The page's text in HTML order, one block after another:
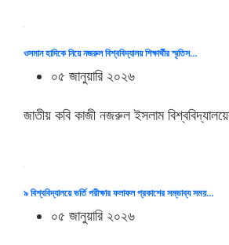
ওসমান হাদিকে নিয়ে নজরুল বিশ্ববিদ্যালয় শিক্ষার্থীর স্মৃতিস…
০৫ জানুয়ারি ২০২৬
জাতীয় কবি কাজী নজরুল ইসলাম
৯ বিশ্ববিদ্যালয়ে ভর্তি পরীক্ষার ফলাফল প্রকাশের সম্ভাব্য সময়…
০৫ জানুয়ারি ২০২৬